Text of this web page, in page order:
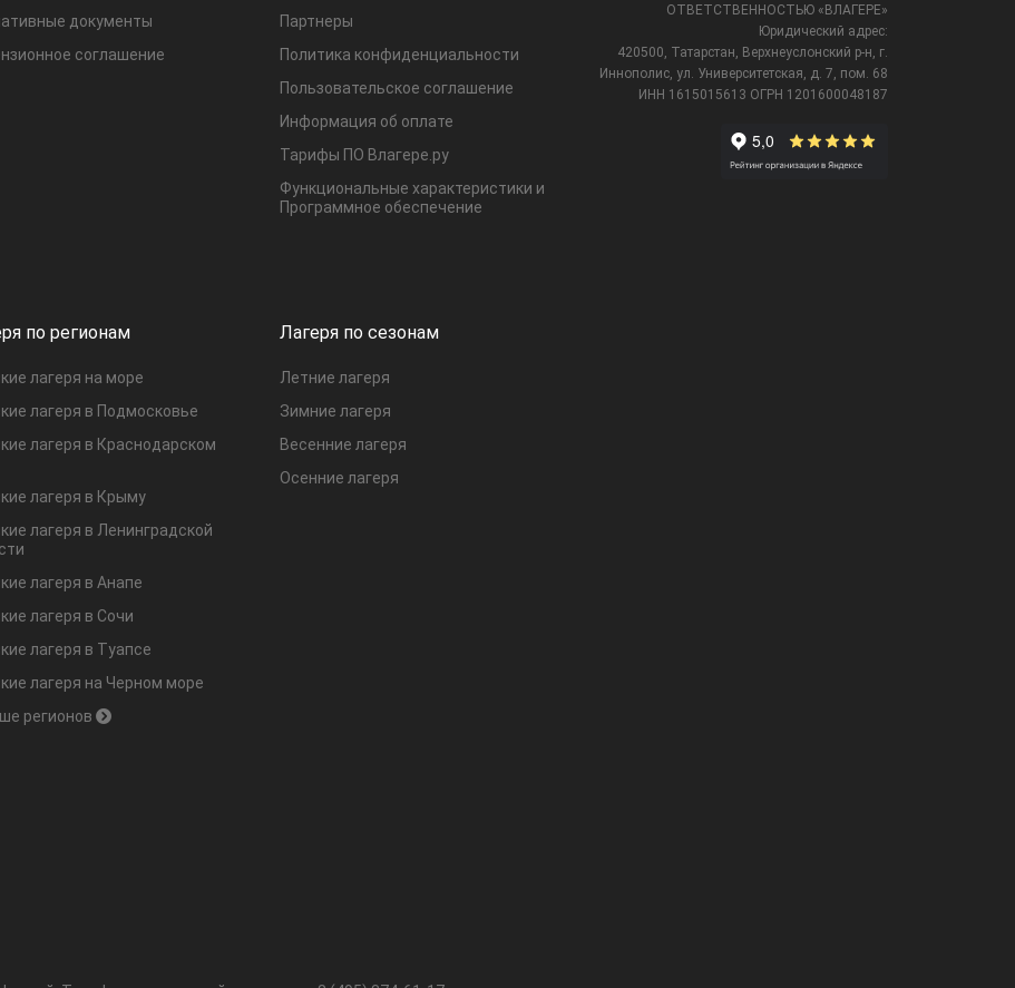
документы
соглашение
Партнеры
Политика конфиденциальности
Пользовательское соглашение
Информация об оплате
Тарифы ПО Влагере.ру
Функциональные характеристики и
Программное обеспечение
по регионам
лагеря на море
лагеря в Подмосковье
лагеря в Краснодарском
лагеря в Крыму
лагеря в Ленинградской
лагеря в Анапе
лагеря в Сочи
лагеря в Туапсе
лагеря на Черном море
регионов
Лагеря по сезонам
Летние лагеря
Зимние лагеря
Весенние лагеря
Осенние лагеря
ОТВЕТСТВЕННОСТЬЮ «ВЛАГЕРЕ»
Юридический адрес:
420500, Татарстан, Верхнеуслонский р-н, г.
Иннополис, ул. Университетская,
д. 7, пом. 68
ИНН 1615015613 ОГРН 1201600048187